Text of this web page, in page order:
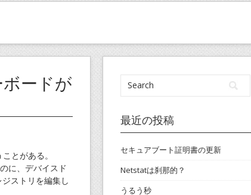
ードが
とがある。
に、デバイスド
ストリを編集し
最近の投稿
セキュアブート証明書の更新
Netstatは刹那的？
うるう秒